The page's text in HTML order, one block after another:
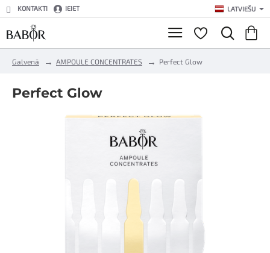
KONTAKTI IEIET LATVIEŠU
Galvenā
e
AMPOULE CONCENTRATES Perfect Glow
Perfect Glow